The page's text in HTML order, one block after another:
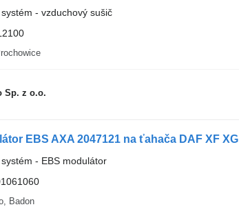
- vzduchový sušič
Sp. z o.o.
EBS AXA 2047121 na ťahača DAF XF XG
- EBS modulátor
Badon